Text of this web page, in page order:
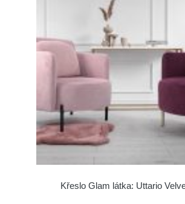
Křeslo Glam látka: Uttario